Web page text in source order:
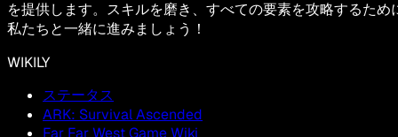
を提供します。スキルを磨き、すべての要素を攻略するため
私たちと一緒に進みましょう！
WIKILY
ステータス
ARK: Survival Ascended
Far Far West Game Wiki